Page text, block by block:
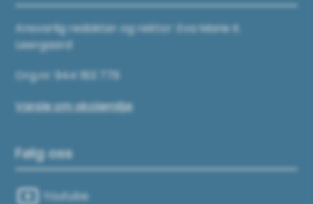
Ansvarlig redaktør og rektor: Eva Marie K.
Leergaard
Org.nr: 944 183 779
Varsle om skolemiljø
Følg oss
Youtube